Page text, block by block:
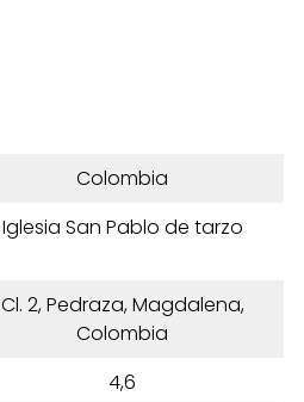
Colombia
Iglesia San Pablo de tarzo
Cl. 2, Pedraza, Magdalena,
Colombia
4,6